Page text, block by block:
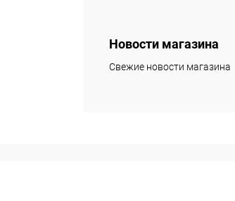
Купить в 1 клик Сравнение
В избранное Под заказ
Новости магазина
Свежие новости магазина